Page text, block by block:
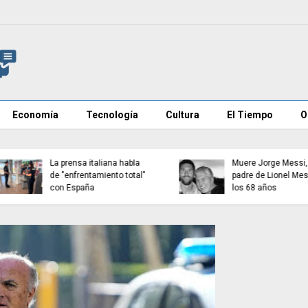
Economía Tecnología Cultura El Tiempo
Detenido en Zamora tras
retener y agredir a su
pareja
Sánchez refuerza la
seguridad en La Mareta
confisca móviles